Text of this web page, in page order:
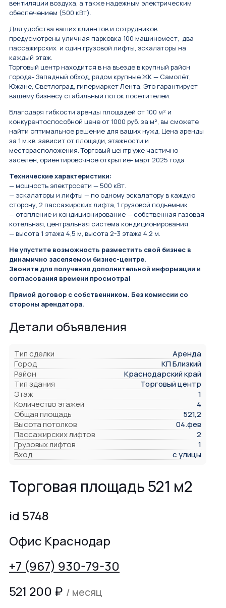
вентиляции воздуха, а также надежным электрическим
обеспечением (500 кВт).
Для удобства ваших клиентов и сотрудников
предусмотрены уличная парковка 100 машиномест, два
пассажирских и один грузовой лифты, эскалаторы на
каждый этаж.
Торговый центр находится в на въезде в крупный район
города- Западный обход, рядом крупные ЖК — Самолёт,
Южане, Светлоград, гипермаркет Лента. Это гарантирует
вашему бизнесу стабильный поток посетителей.
Благодаря гибкости аренды площадей от 100 м² и
конкурентоспособной цене от 1000 руб. за м², вы сможете
найти оптимальное решение для ваших нужд. Цена аренды
за 1 м.кв. зависит от площади, этажности и
месторасположения. Торговый центр уже частично
заселен, ориентировочное открытие- март 2025 года
Технические характеристики:
— мощность электросети — 500 кВт.
— эскалаторы и лифты — по одному эскалатору в каждую
сторону, 2 пассажирских лифта, 1 грузовой подъемник
— отопление и кондиционирование — собственная газовая
котельная, центральная система кондиционирования
— высота 1 этажа 4,5 м, высота 2-3 этажа 4,2 м.
Не упустите возможность разместить свой бизнес в
динамично заселяемом бизнес-центре.
Звоните для получения дополнительной информации и
согласования времени просмотра!
Прямой договор с собственником. Без комиссии со
стороны арендатора.
Детали объявления
Тип сделки
Аренда
Город
КП Близкий
Район
Краснодарский край
Тип здания
Торговый центр
Этаж
1
Количество этажей
4
Общая площадь
521,2
Высота потолков
04.фев
Пассажирских лифтов
2
Грузовых лифтов
1
Вход
с улицы
Торговая площадь 521 м2
id 5748
Офис Краснодар
+7 (967) 930-79-30
521 200 ₽ / месяц